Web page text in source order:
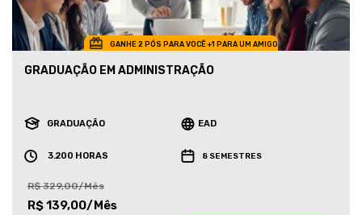
GANHE 2 PÓS PARA VOCÊ +1 PARA UM AMIGO
GRADUAÇÃO EM ADMINISTRAÇÃO
GRADUAÇÃO EAD
3.200 HORAS 8 SEMESTRES
R$ 329,00/Mês
R$ 139,00/Mês